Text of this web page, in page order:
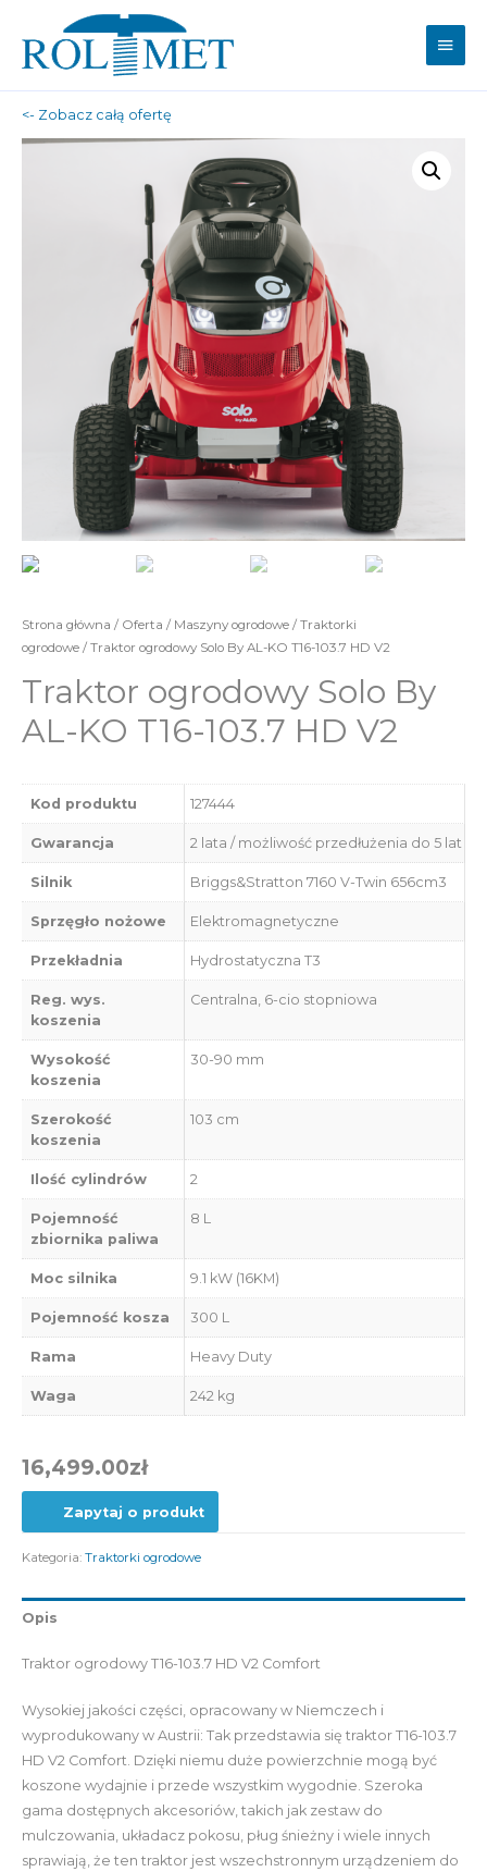
Main
<- Zobacz całą ofertę
Strona główna / Oferta / Maszyny ogrodowe / Traktorki
ogrodowe / Traktor ogrodowy Solo By AL-KO T16-103.7 HD V2
Traktor ogrodowy Solo By
AL-KO T16-103.7 HD V2
Kod produktu 127444
Gwarancja 2 lata / możliwość przedłużenia do 5 lat
Silnik Briggs&Stratton 7160 V-Twin 656cm3
Sprzęgło nożowe Elektromagnetyczne
Przekładnia Hydrostatyczna T3
Reg. wys.
koszenia
Centralna, 6-cio stopniowa
Wysokość
koszenia
30-90 mm
Szerokość
koszenia
103 cm
Ilość cylindrów 2
Pojemność
zbiornika paliwa
8 L
Moc silnika 9.1 kW (16KM)
Pojemność kosza 300 L
Rama Heavy Duty
Waga 242 kg
16,499.00zł
Zapytaj o produkt
Kategoria: Traktorki ogrodowe
Opis
Traktor ogrodowy T16-103.7 HD V2 Comfort
Wysokiej jakości części, opracowany w Niemczech i
wyprodukowany w Austrii: Tak przedstawia się traktor T16-103.7
HD V2 Comfort. Dzięki niemu duże powierzchnie mogą być
koszone wydajnie i przede wszystkim wygodnie. Szeroka
gama dostępnych akcesoriów, takich jak zestaw do
mulczowania, układacz pokosu, pług śnieżny i wiele innych
sprawiają, że ten traktor jest wszechstronnym urządzeniem do